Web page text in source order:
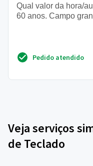
Qual valor da hora/
60 anos. Campo
Pedido atendido
Veja serviços
de Teclado